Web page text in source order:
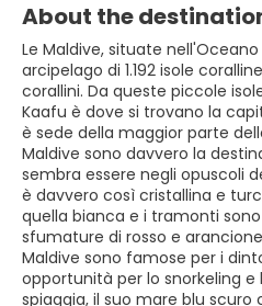
About the
Le Maldive, situate
arcipelago di 1.192 isole
corallini. Da queste piccole
Kaafu è dove si trovano la
è sede della maggior parte
Maldive sono davvero la
sembra essere negli opuscoli
è davvero così cristallina e
quella bianca e i tramonti
sfumature di rosso e
Maldive sono famose per i
opportunità per lo snorkeling e
spiaggia, il suo mare blu